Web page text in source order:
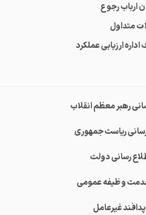
ارباب رجوع
متداول
ارزیابی عملکرد
رهبر معظم انقلاب
رسانی ریاست جمهوری
رسانی دولت
وظیفه عمومی
غیرعامل